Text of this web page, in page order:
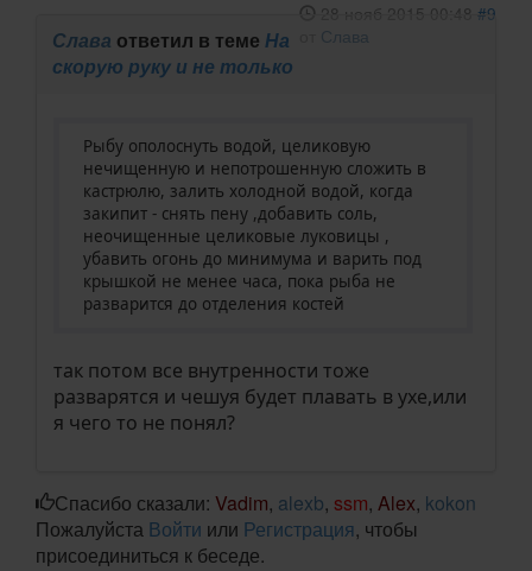
28 нояб 2015 00:48 #9
Слава
Слава ответил в теме На
скорую руку и не только
Рыбу ополоснуть водой, целиковую
нечищенную и непотрошенную сложить в
кастрюлю, залить холодной водой, когда
закипит - снять пену ,добавить соль,
неочищенные целиковые луковицы ,
убавить огонь до минимума и варить под
крышкой не менее часа, пока рыба не
разварится до отделения костей
так потом все внутренности тоже
разварятся и чешуя будет плавать в ухе,или
я чего то не понял?
Спасибо сказали: Vadim, alexb, ssm, Alex, kokon
Пожалуйста Войти или Регистрация, чтобы
присоединиться к беседе.